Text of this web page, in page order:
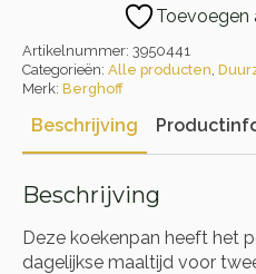
bakspaan
aantal
Toevoegen
Artikelnummer: 3950441
Categorieën: Alle producten,
Merk: Berghoff
Beschrijving
Beschrijving
Deze koekenpan heeft het
dagelijkse maaltijd voor